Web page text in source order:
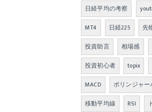
日経平均の考察
MT4
日経225 先
投資助言
相場感
投資初心者
topix
MACD
ボリンジャー
移動平均線
RSI